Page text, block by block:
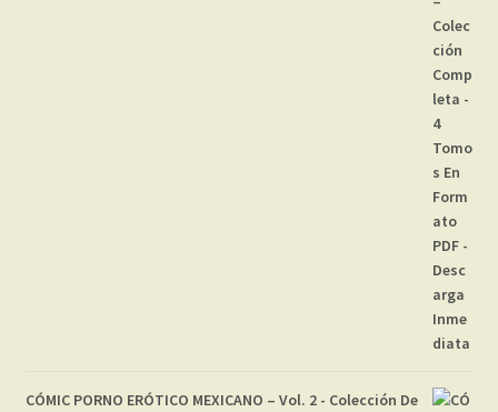
CÓMIC PORNO ERÓTICO MEXICANO – Vol. 2 - Colección De